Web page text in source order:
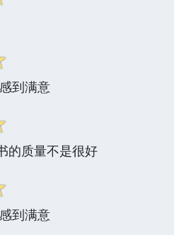
到满意
的质量不是很好
到满意